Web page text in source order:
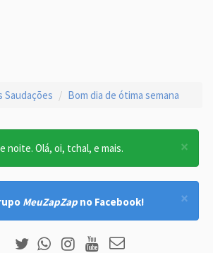
Saudações Bom dia de ótima semana
×
noite. Olá, oi, tchal, e mais.
×
MeuZapZap no Facebook!